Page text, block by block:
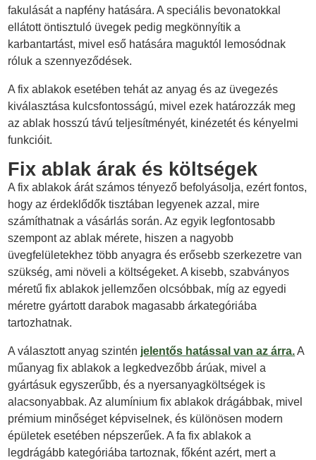
fakulását a napfény hatására. A speciális bevonatokkal
ellátott öntisztuló üvegek pedig megkönnyítik a
karbantartást, mivel eső hatására maguktól lemosódnak
róluk a szennyeződések.
A fix ablakok esetében tehát az anyag és az üvegezés
kiválasztása kulcsfontosságú, mivel ezek határozzák meg
az ablak hosszú távú teljesítményét, kinézetét és kényelmi
funkcióit.
Fix ablak árak és költségek
A fix ablakok árát számos tényező befolyásolja, ezért fontos,
hogy az érdeklődők tisztában legyenek azzal, mire
számíthatnak a vásárlás során. Az egyik legfontosabb
szempont az ablak mérete, hiszen a nagyobb
üvegfelületekhez több anyagra és erősebb szerkezetre van
szükség, ami növeli a költségeket. A kisebb, szabványos
méretű fix ablakok jellemzően olcsóbbak, míg az egyedi
méretre gyártott darabok magasabb árkategóriába
tartozhatnak.
A választott anyag szintén jelentős hatással van az árra.A
műanyag fix ablakok a legkedvezőbb árúak, mivel a
gyártásuk egyszerűbb, és a nyersanyagköltségek is
alacsonyabbak. Az alumínium fix ablakok drágábbak, mivel
prémium minőséget képviselnek, és különösen modern
épületek esetében népszerűek. A fa fix ablakok a
legdrágább kategóriába tartoznak, főként azért, mert a